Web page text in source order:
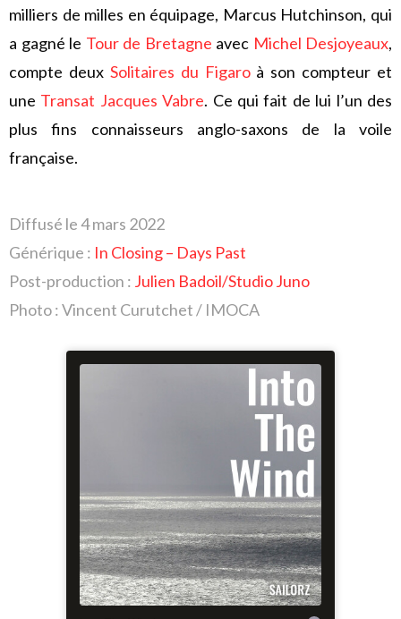
milliers de milles en équipage, Marcus Hutchinson, qui
a gagné le Tour de Bretagne avec Michel Desjoyeaux,
compte deux Solitaires du Figaroà son compteur et
une Transat Jacques Vabre. Ce qui fait de lui l’un des
plus fins connaisseurs anglo-saxons de la voile
française.
Diffusé le 4 mars 2022
Générique : In Closing – Days Past
Post-production : Julien Badoil/Studio Juno
Photo : Vincent Curutchet / IMOCA